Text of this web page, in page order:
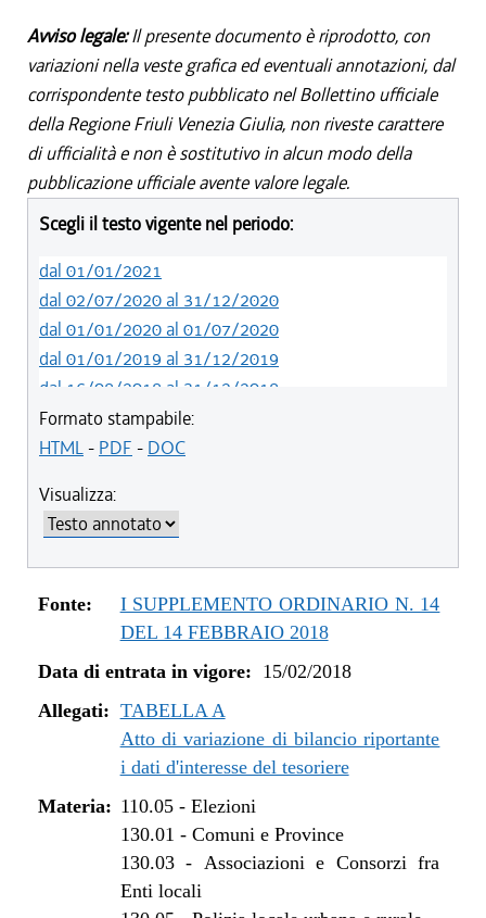
Avviso legale:Il presente documento è riprodotto, con
variazioni nella veste grafica ed eventuali annotazioni, dal
corrispondente testo pubblicato nel Bollettino ufficiale
della Regione Friuli Venezia Giulia, non riveste carattere
di ufficialità e non è sostitutivo in alcun modo della
pubblicazione ufficiale avente valore legale.
Scegli il testo vigente nel periodo:
dal 01/01/2021
dal 02/07/2020 al 31/12/2020
dal 01/01/2020 al 01/07/2020
dal 01/01/2019 al 31/12/2019
dal 16/08/2018 al 31/12/2018
dal 29/03/2018 al 15/08/2018
dal 15/02/2018 al 28/03/2018
Formato stampabile:
HTML- PDF - DOC
Visualizza:
Fonte:
I SUPPLEMENTO ORDINARIO N. 14
DEL 14 FEBBRAIO 2018
Data di entrata in vigore: 15/02/2018
Allegati: TABELLA A
Atto di variazione di bilancio riportante
i dati d'interesse del tesoriere
Materia: 110.05- Elezioni
130.01 - Comuni e Province
130.03- Associazioni e Consorzi fra
Enti locali